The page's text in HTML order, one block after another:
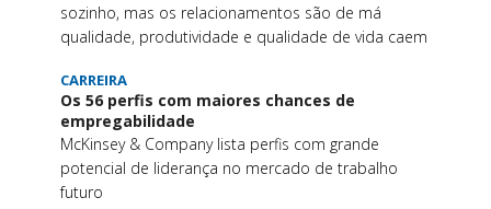
sozinho, mas os relacionamentos são de má
qualidade, produtividade e qualidade de vida caem
CARREIRA
Os 56 perfis com maiores chances de
empregabilidade
McKinsey & Company lista perfis com grande
potencial de liderança no mercado de trabalho
futuro